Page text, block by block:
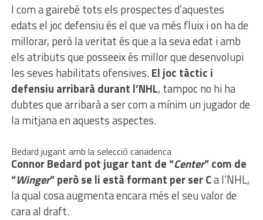
I com a gairebé tots els prospectes d’aquestes
edats el joc defensiu és el que va més fluix i on ha de
millorar, però la veritat és que a la seva edat i amb
els atributs que posseeix és millor que desenvolupi
les seves habilitats ofensives.El joc tàctic i
defensiu arribarà durant l’NHL, tampoc no hi ha
dubtes que arribarà a ser com a mínim un jugador de
la mitjana en aquests aspectes.
Bedard jugant amb la selecció canadenca
Connor Bedard pot jugar tant de “Center” com de
“Winger” però se li està formant per ser Ca l’NHL,
la qual cosa augmenta encara més el seu valor de
cara al draft.